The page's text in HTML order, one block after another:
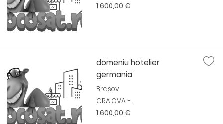
1 600,00 €
domeniu hotelier
germania
Brasov
CRAIOVA -...
1 600,00 €